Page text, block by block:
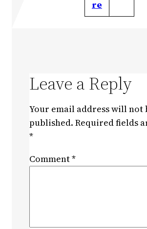
re
Leave a Reply
Your email address will not
published. Required fields
*
Comment*